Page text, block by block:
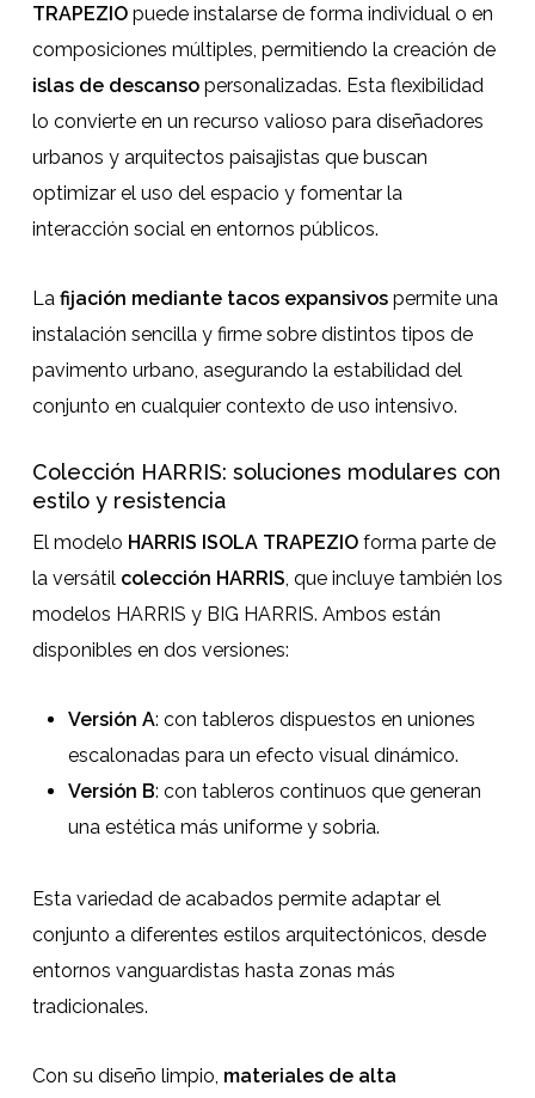
TRAPEZIOpuede instalarse de forma individual o en
composiciones múltiples, permitiendo la creación de
islas de descansopersonalizadas. Esta flexibilidad
lo convierte en un recurso valioso para diseñadores
urbanos y arquitectos paisajistas que buscan
optimizar el uso del espacio y fomentar la
interacción social en entornos públicos.
La fijación mediante tacos expansivospermite una
instalación sencilla y firme sobre distintos tipos de
pavimento urbano, asegurando la estabilidad del
conjunto en cualquier contexto de uso intensivo.
Colección HARRIS: soluciones modulares con
estilo y resistencia
El modelo HARRIS ISOLA TRAPEZIOforma parte de
la versátil colección HARRIS , que incluye también los
modelos HARRIS y BIG HARRIS. Ambos están
disponibles en dos versiones:
Versión A: con tableros dispuestos en uniones
escalonadas para un efecto visual dinámico.
Versión B: con tableros continuos que generan
una estética más uniforme y sobria.
Esta variedad de acabados permite adaptar el
conjunto a diferentes estilos arquitectónicos, desde
entornos vanguardistas hasta zonas más
tradicionales.
Con su diseño limpio, materiales de alta